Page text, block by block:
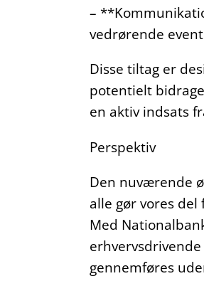
–
vedrørende
Disse tiltag er
potentielt
en aktiv indsats
Perspektiv
Den nuværende
alle gør vores
Med
gennemføres